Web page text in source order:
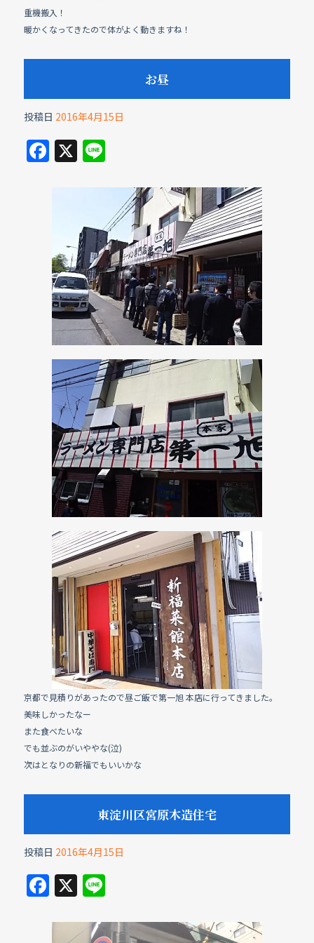
重機搬入！
暖かくなってきたので体がよく動きますね！
お昼
投稿日 2016年4月15日
F
a
o
o
k
X Li
e
京都で見積りがあったので昼ご飯で第一旭 本店に行ってきました。
美味しかったなー
また食べたいな
でも並ぶのがいややな(泣)
次はとなりの新福でもいいかな
東淀川区宮原木造住宅
投稿日 2016年4月15日
F
c
X Li
e